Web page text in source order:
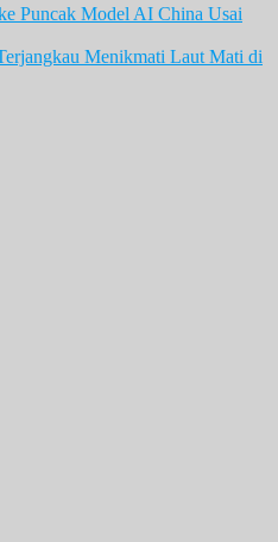
Puncak Model AI China Usai
Menikmati Laut Mati di